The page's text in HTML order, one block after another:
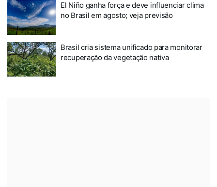
El Niño ganha força e deve influenciar clima
no Brasil em agosto; veja previsão
Brasil cria sistema unificado para monitorar
recuperação da vegetação nativa